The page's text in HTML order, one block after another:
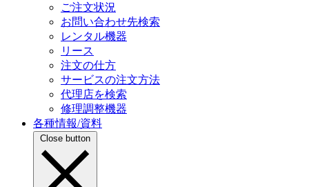
ご注文状況
お問い合わせ先検索
レンタル機器
リース
注文の仕方
サービスの注文方法
代理店を検索
修理調整機器
各種情報/資料
Close button